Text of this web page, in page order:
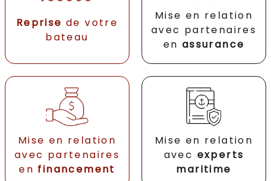
Reprise de votre
bateau
Mise en relation
avec partenaires
en assurance
Mise en relation
avec partenaires
en financement
Mise en relation
avec experts
maritime